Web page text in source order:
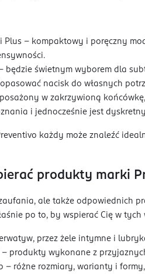
Plus – kompaktowy i poręczny
będzie świetnym wyborem dla
nacisk do własnych
w zakrzywioną
i jednocześnie jest
każdy może znaleźć
produkty marki
ale także odpowiednich
po to, by wspierać Cię w
przez żele intymne i
– produkty wykonane z
– różne rozmiary, warianty i